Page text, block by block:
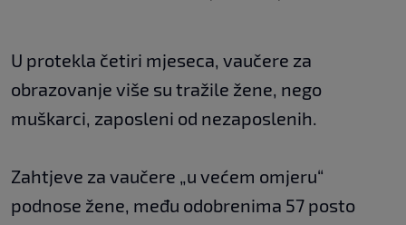
U protekla četiri mjeseca, vaučere za
obrazovanje više su tražile žene, nego
muškarci, zaposleni od nezaposlenih.
Zahtjeve za vaučere „u većem omjeru“
podnose žene, među odobrenima 57 posto